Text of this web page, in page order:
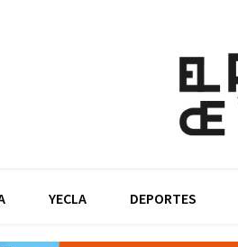
YECLA DEPORTES